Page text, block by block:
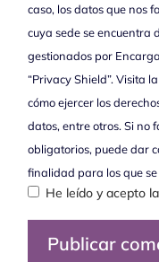
caso, los datos que nos
cuya sede se encuentra
gestionados por
“Privacy Shield”. Visita
cómo ejercer los
datos, entre otros. Si no
obligatorios, puede dar
finalidad para los que se
He leído y acepto la